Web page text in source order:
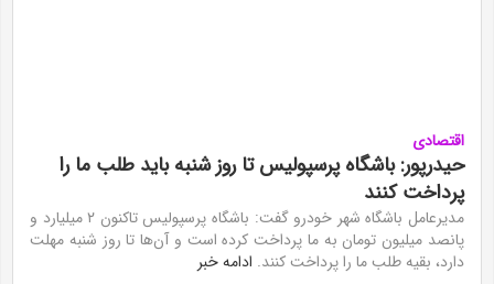
اقتصادی
حیدرپور: باشگاه پرسپولیس تا روز شنبه باید طلب ما را
پرداخت کنند
مدیرعامل باشگاه شهر خودرو گفت: باشگاه پرسپولیس تاکنون ۲ میلیارد و
پانصد میلیون تومان به ما پرداخت کرده است و آن‌ها تا روز شنبه مهلت
دارد، بقیه طلب ما را پرداخت کنند. ادامه خبر